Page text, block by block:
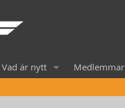
Vad är nytt Medlemmar